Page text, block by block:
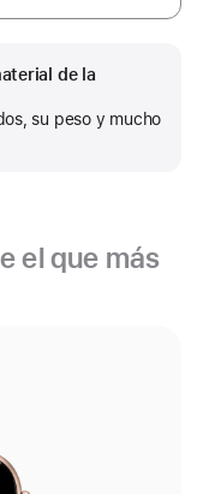
de la
su peso y mucho
el que más